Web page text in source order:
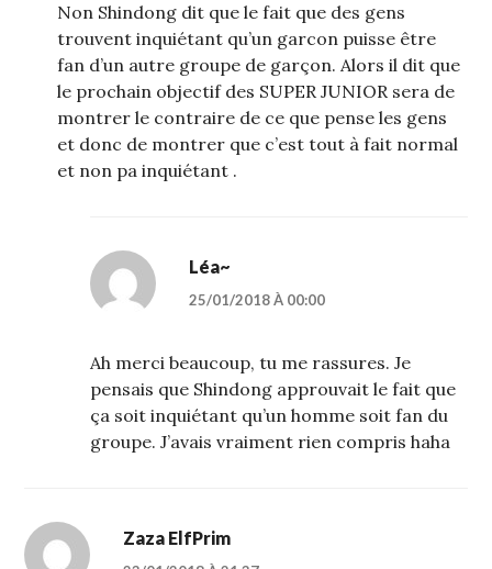
Non Shindong dit que le fait que des gens
trouvent inquiétant qu’un garcon puisse être
fan d’un autre groupe de garçon. Alors il dit que
le prochain objectif des SUPER JUNIOR sera de
montrer le contraire de ce que pense les gens
et donc de montrer que c’est tout à fait normal
et non pa inquiétant .
Léa~
25/01/2018 À 00:00
Ah merci beaucoup, tu me rassures. Je
pensais que Shindong approuvait le fait que
ça soit inquiétant qu’un homme soit fan du
groupe. J’avais vraiment rien compris haha
Zaza ElfPrim